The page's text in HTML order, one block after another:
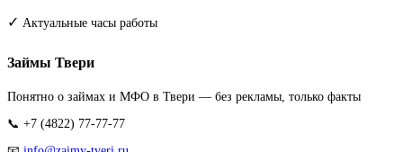
✓ Актуальные часы работы
Займы Твери
Понятно о займах и МФО в Твери — без рекламы, только факты
📞 +7 (4822) 77-77-77